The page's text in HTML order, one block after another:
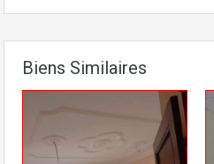
Biens Similaires